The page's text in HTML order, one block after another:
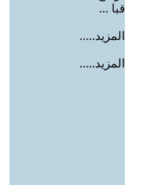
قبا ...
المزيد.....
المزيد.....